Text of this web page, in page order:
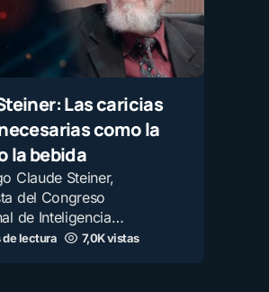
Las caricias
como la
la bebida
Claude Steiner,
del Congreso
de Inteligencia…
de lectura 7,0K vistas